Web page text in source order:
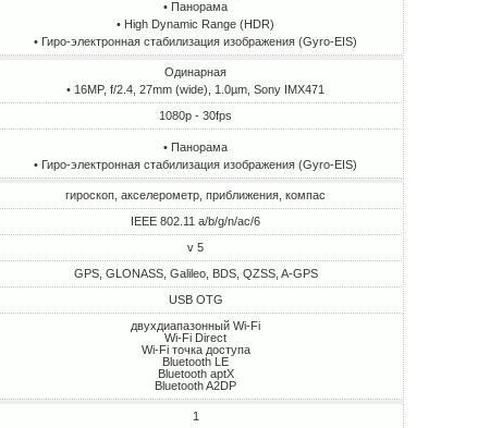
• Панорама
• High Dynamic Range (HDR)
• Гиро-электронная стабилизация изображения (Gyro-EIS)
Одинарная
• 16MP, f/2.4, 27mm (wide), 1.0µm, Sony IMX471
1080p - 30fps
• Панорама
• Гиро-электронная стабилизация изображения (Gyro-EIS)
гироскоп, акселерометр, приближения, компас
IEEE 802.11 a/b/g/n/ac/6
v 5
GPS, GLONASS, Galileo, BDS, QZSS, A-GPS
USB OTG
двухдиапазонный Wi-Fi
Wi-Fi Direct
Wi-Fi точка доступа
Bluetooth LE
Bluetooth aptX
Bluetooth A2DP
1